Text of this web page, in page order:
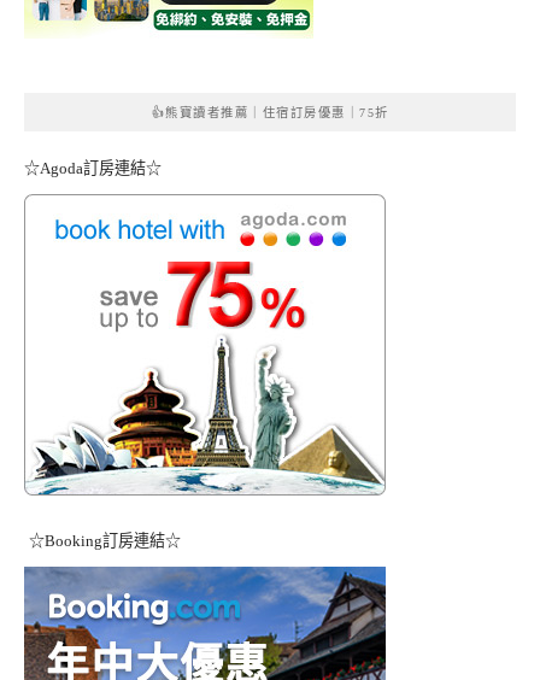
👍熊寶讀者推薦｜住宿訂房優惠｜75折
☆Agoda訂房連結☆
☆Booking訂房連結☆